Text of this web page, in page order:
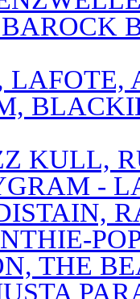
KULL,
-
THE